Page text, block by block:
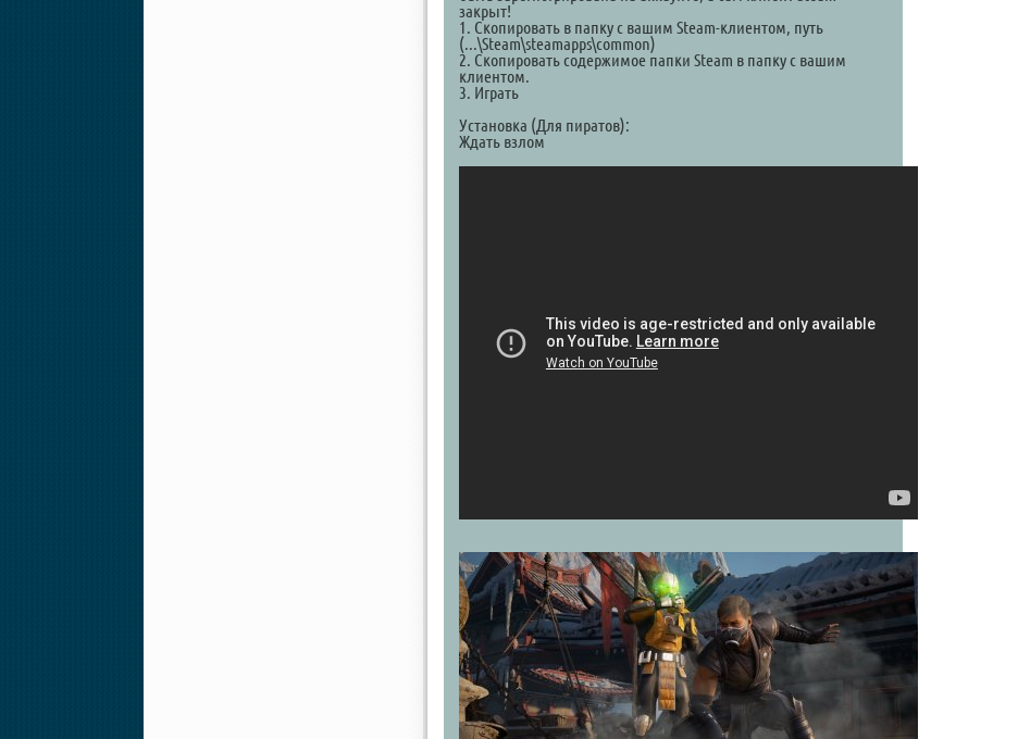
закрыт!
1. Скопировать в папку с вашим Steam-клиентом, путь
(...\Steam\steamapps\common)
2. Скопировать содержимое папки Steam в папку с вашим
клиентом.
3. Играть
Установка (Для пиратов):
Ждать взлом